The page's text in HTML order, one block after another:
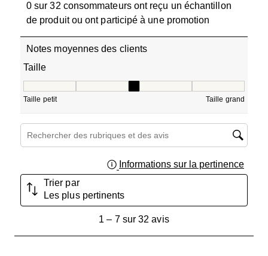
0 sur 32 consommateurs ont reçu un échantillon
de produit ou ont participé à une promotion
Notes moyennes des clients
Taille
Taille petit Taille grand
Zone de recherche de sujet et d'avis
Informations sur la pertinence
Trier par
Les plus pertinents
1 – 7 sur 32 avis